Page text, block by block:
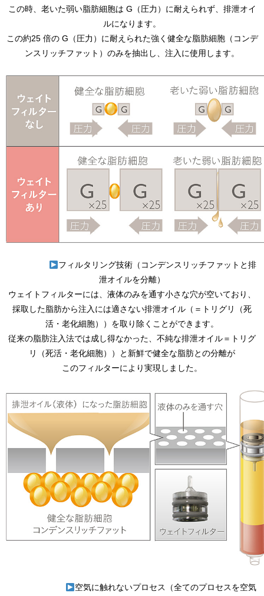
この時、老いた弱い脂肪細胞は G（圧力）に耐えられず、排泄オイ
ルになります。
この約25 倍の G（圧力）に耐えられた強く健全な脂肪細胞（コンデ
ンスリッチファット）のみを抽出し、注入に使用します。
フィルタリング技術（コンデンスリッチファットと排
泄オイルを分離）
ウェイトフィルターには、液体のみを通す小さな穴が空いており、
採取した脂肪から注入には適さない排泄オイル（＝トリグリ（死
活・老化細胞））を取り除くことができます。
従来の脂肪注入法では成し得なかった、不純な排泄オイル＝トリグ
リ（死活・老化細胞））と新鮮で健全な脂肪との分離が
このフィルターにより実現しました。
空気に触れないプロセス（全てのプロセスを空気